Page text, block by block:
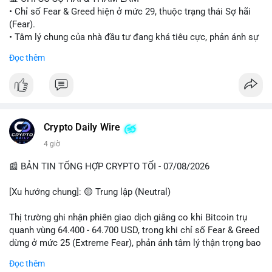
#vlikevn
• Chỉ số Fear & Greed hiện ở mức 29, thuộc trạng thái Sợ hãi
(Fear).
• Tâm lý chung của nhà đầu tư đang khá tiêu cực, phản ánh sự
• CoinGecko Trending: Plume (PLUME), Cash Cat (CASHCAT),
• LunarCrush Trending: Ethereum, Solana, Dogecoin, Polkadot,
Chainlink.
Viettel) và các từ khóa đời sống khác đang chiếm ưu thế.
💬 DÒNG CHẢY TIN TỨC & TRUYỀN THÔNG
năm tù đối với Sam Bankman-Fried (FTX).
• Tin tức vĩ mô: Cảnh báo về tình trạng stagflation (lạm phát
đình trệ) từ dữ liệu PMI của Mỹ; thu nhập của người Mỹ đang
• Tin tức Binance: Binance chuẩn bị nâng cấp dịch vụ giao dịch
Đọc thêm
Crypto Daily Wire
4 giờ
📰 BẢN TIN TỔNG HỢP CRYPTO TỐI - 07/08/2026
[Xu hướng chung]: 🟡 Trung lập (Neutral)
Thị trường ghi nhận phiên giao dịch giằng co khi Bitcoin trụ
quanh vùng 64.400 - 64.700 USD, trong khi chỉ số Fear & Greed
dừng ở mức 25 (Extreme Fear), phản ánh tâm lý thận trọng bao
Đọc thêm